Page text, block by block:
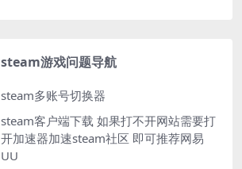
steam游戏问题导航
steam多账号切换器
steam客户端下载 如果打不开网站需要打
开加速器加速steam社区 即可推荐网易
UU